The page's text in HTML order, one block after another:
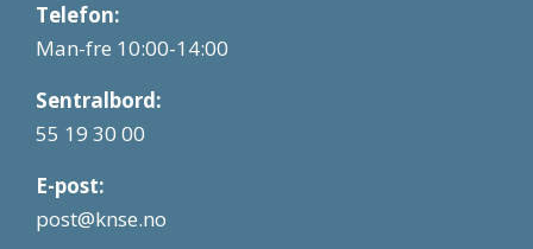
Telefon:
Man-fre 10:00-14:00
Sentralbord:
55 19 30 00
E-post:
post@knse.no